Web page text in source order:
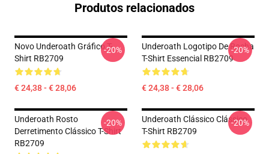
Produtos relacionados
Novo Underoath Gráfico T-
Shirt RB2709
€ 24,38 - € 28,06
-20%
Underoath Logotipo De Rocha
T-Shirt Essencial RB2709
€ 24,38 - € 28,06
-20%
Underoath Rosto
Derretimento Clássico T-Shirt
RB2709
-20%
Underoath Clássico Clássico
T-Shirt RB2709
-20%